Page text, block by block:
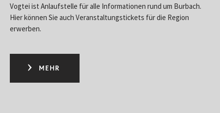
Vogtei ist Anlaufstelle für alle Informationen rund um Burbach.
Hier können Sie auch Veranstaltungstickets für die Region
erwerben.
MEHR